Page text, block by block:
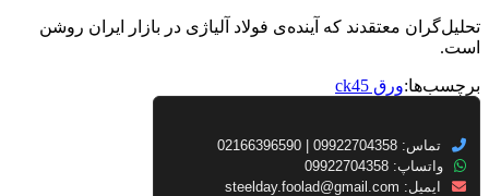
تحلیل‌گران معتقدند که آینده‌ی فولاد آلیاژی در بازار ایران روشن
است.
برچسب‌ها:ورق ck45
تماس: 09922704358 | 02166396590
واتساپ: 09922704358
ایمیل: steelday.foolad@gmail.com